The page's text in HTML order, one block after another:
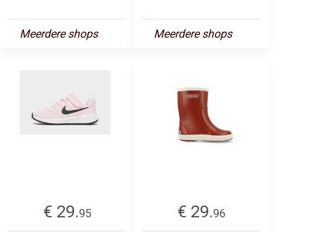
Meerdere shops Meerdere shops
€ 29.95
€ 29.96